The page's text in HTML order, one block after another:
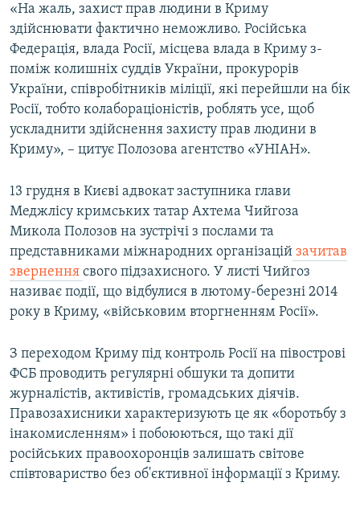
СВІДЧЕННЯ ОКУПАЦІЇ
УКРАЇНСЬКА ПРОБЛЕМА КРИМУ
ІНФОГРАФІКА
Qırımtatar
ДОЛУЧАЙСЯ!
Усі сайти RFE/RL
«На жаль, захист прав людини в Криму
здійснювати фактично неможливо. Російська
Федерація, влада Росії, місцева влада в Криму з-
поміж колишніх суддів України, прокурорів
України, співробітників міліції, які перейшли на бік
Росії, тобто колабораціоністів, роблять усе, щоб
ускладнити здійснення захисту прав людини в
Криму», – цитує Полозова агентство «УНІАН».
13 грудня в Києві адвокат заступника глави
Меджлісу кримських татар Ахтема Чийгоза
Микола Полозов на зустрічі з послами та
представниками міжнародних організацій зачитав
звернення свого підзахисного. У листі Чийгоз
називає події, що відбулися в лютому-березні 2014
року в Криму, «військовим вторгненням Росії».
З переходом Криму під контроль Росії на півострові
ФСБ проводить регулярні обшуки та допити
журналістів, активістів, громадських діячів.
Правозахисники характеризують це як «боротьбу з
інакомисленням» і побоюються, що такі дії
російських правоохоронців залишать світове
співтовариство без об'єктивної інформації з Криму.